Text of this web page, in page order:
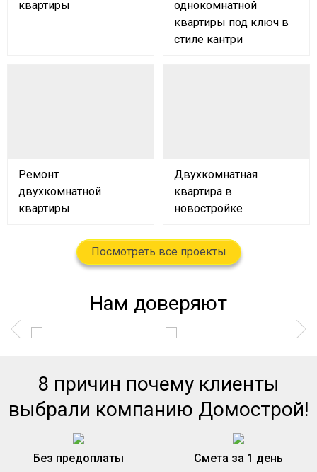
квартиры
однокомнатной
квартиры под ключ в
стиле кантри
Ремонт
двухкомнатной
квартиры
Двухкомнатная
квартира в
новостройке
Посмотреть все проекты
Нам доверяют
8 причин почему клиенты
выбрали компанию Домострой!
Без предоплаты Смета за 1 день